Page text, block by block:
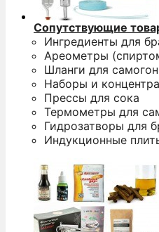
Сопутствующие
Ингредиенты для
Ареометры
Шланги для
Наборы и
Прессы для сока
Термометры для
Гидрозатворы для
Индукционные